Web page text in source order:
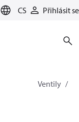
CS Přihlásit se
Ventily